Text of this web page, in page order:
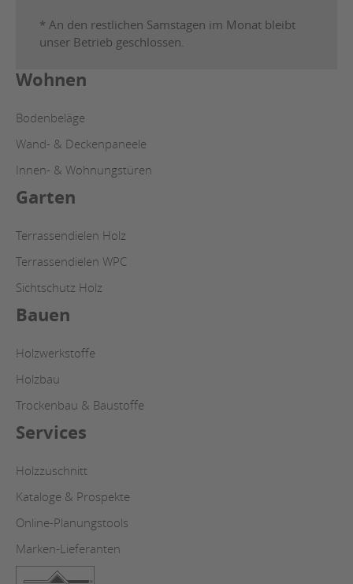
* An den restlichen Samstagen im Monat bleibt
unser Betrieb geschlossen.
Wohnen
Bodenbeläge
Wand- & Deckenpaneele
Innen- & Wohnungstüren
Garten
Terrassendielen Holz
Terrassendielen WPC
Sichtschutz Holz
Bauen
Holzwerkstoffe
Holzbau
Trockenbau & Baustoffe
Services
Holzzuschnitt
Kataloge & Prospekte
Online-Planungstools
Marken-Lieferanten